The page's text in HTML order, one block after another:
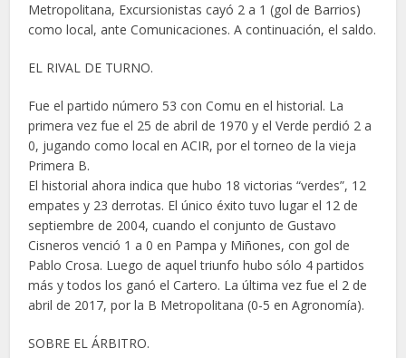
Metropolitana, Excursionistas cayó 2 a 1 (gol de Barrios)
como local, ante Comunicaciones. A continuación, el saldo.
EL RIVAL DE TURNO.
Fue el partido número 53 con Comu en el historial. La
primera vez fue el 25 de abril de 1970 y el Verde perdió 2 a
0, jugando como local en ACIR, por el torneo de la vieja
Primera B.
El historial ahora indica que hubo 18 victorias “verdes”, 12
empates y 23 derrotas. El único éxito tuvo lugar el 12 de
septiembre de 2004, cuando el conjunto de Gustavo
Cisneros venció 1 a 0 en Pampa y Miñones, con gol de
Pablo Crosa. Luego de aquel triunfo hubo sólo 4 partidos
más y todos los ganó el Cartero. La última vez fue el 2 de
abril de 2017, por la B Metropolitana (0-5 en Agronomía).
SOBRE EL ÁRBITRO.